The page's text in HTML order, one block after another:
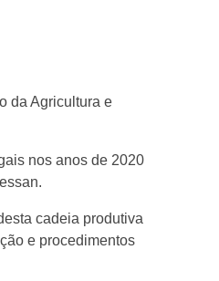
da Agricultura e
nos anos de 2020
cadeia produtiva
e procedimentos